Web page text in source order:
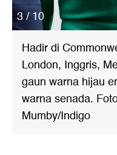
3 / 10
Hadir di
London, Inggris,
gaun warna hijau
warna senada.
Mumby/Indigo